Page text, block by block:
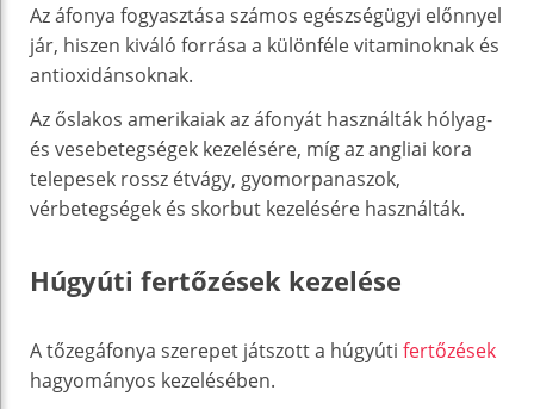
Az áfonya fogyasztása számos egészségügyi előnnyel
jár, hiszen kiváló forrása a különféle vitaminoknak és
antioxidánsoknak.
Az őslakos amerikaiak az áfonyát használták hólyag-
és vesebetegségek kezelésére, míg az angliai kora
telepesek rossz étvágy, gyomorpanaszok,
vérbetegségek és skorbut kezelésére használták.
Húgyúti fertőzések kezelése
A tőzegáfonya szerepet játszott a húgyúti fertőzések
hagyományos kezelésében.